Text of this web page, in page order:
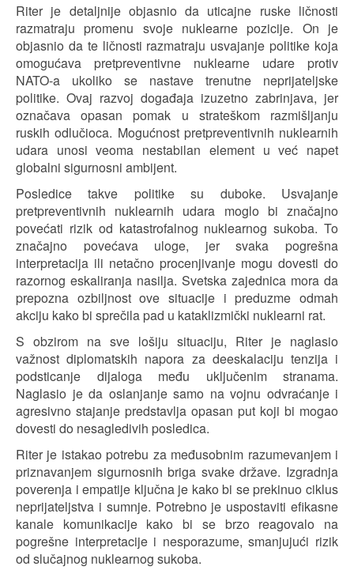
Riter je detaljnije objasnio da uticajne ruske ličnosti
razmatraju promenu svoje nuklearne pozicije. On je
objasnio da te ličnosti razmatraju usvajanje politike koja
omogućava pretpreventivne nuklearne udare protiv
NATO-a ukoliko se nastave trenutne neprijateljske
politike. Ovaj razvoj događaja izuzetno zabrinjava, jer
označava opasan pomak u strateškom razmišljanju
ruskih odlučioca. Mogućnost pretpreventivnih nuklearnih
udara unosi veoma nestabilan element u već napet
globalni sigurnosni ambijent.
Posledice takve politike su duboke. Usvajanje
pretpreventivnih nuklearnih udara moglo bi značajno
povećati rizik od katastrofalnog nuklearnog sukoba. To
značajno povećava uloge, jer svaka pogrešna
interpretacija ili netačno procenjivanje mogu dovesti do
razornog eskaliranja nasilja. Svetska zajednica mora da
prepozna ozbiljnost ove situacije i preduzme odmah
akciju kako bi sprečila pad u kataklizmički nuklearni rat.
S obzirom na sve lošiju situaciju, Riter je naglasio
važnost diplomatskih napora za deeskalaciju tenzija i
podsticanje dijaloga među uključenim stranama.
Naglasio je da oslanjanje samo na vojnu odvraćanje i
agresivno stajanje predstavlja opasan put koji bi mogao
dovesti do nesagledivih posledica.
Riter je istakao potrebu za međusobnim razumevanjem i
priznavanjem sigurnosnih briga svake države. Izgradnja
poverenja i empatije ključna je kako bi se prekinuo ciklus
neprijateljstva i sumnje. Potrebno je uspostaviti efikasne
kanale komunikacije kako bi se brzo reagovalo na
pogrešne interpretacije i nesporazume, smanjujući rizik
od slučajnog nuklearnog sukoba.